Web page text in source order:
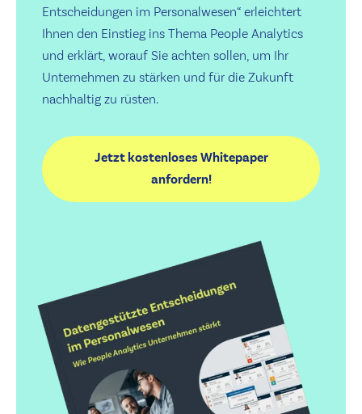
Entscheidungen im Personalwesen“ erleichtert
Ihnen den Einstieg ins Thema People Analytics
und erklärt, worauf Sie achten sollen, um Ihr
Unternehmen zu stärken und für die Zukunft
nachhaltig zu rüsten.